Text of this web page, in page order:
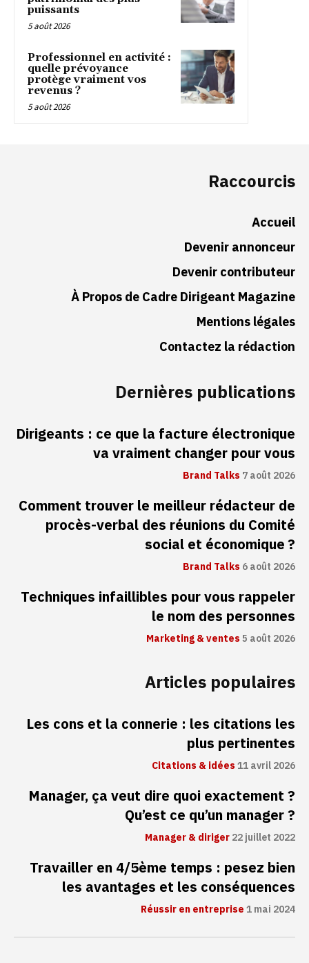
puissants
5 août 2026
Professionnel en activité :
quelle prévoyance
protège vraiment vos
revenus ?
5 août 2026
Raccourcis
Accueil
Devenir annonceur
Devenir contributeur
À Propos de Cadre Dirigeant Magazine
Mentions légales
Contactez la rédaction
Dernières publications
Dirigeants : ce que la facture électronique
va vraiment changer pour vous
Brand Talks7 août 2026
Comment trouver le meilleur rédacteur de
procès-verbal des réunions du Comité
social et économique ?
Brand Talks6 août 2026
Techniques infaillibles pour vous rappeler
le nom des personnes
Marketing & ventes5 août 2026
Articles populaires
Les cons et la connerie : les citations les
plus pertinentes
Citations & idées11 avril 2026
Manager, ça veut dire quoi exactement ?
Qu’est ce qu’un manager ?
Manager & diriger22 juillet 2022
Travailler en 4/5ème temps : pesez bien
les avantages et les conséquences
Réussir en entreprise1 mai 2024